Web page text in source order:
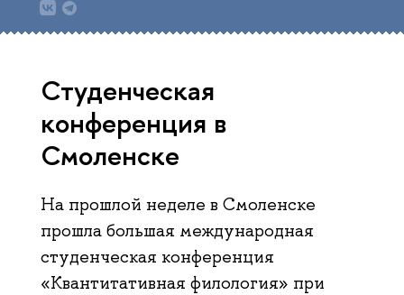
Студенческая
конференция в
Смоленске
На прошлой неделе в Смоленске
прошла большая международная
студенческая конференция
«Квантитативная филология» при